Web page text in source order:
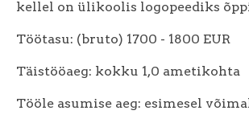
kellel on ülikoolis logopeediks
Töötasu: (bruto) 1700 - 1800 EUR
Täistööaeg: kokku 1,0 ametikohta
Tööle asumise aeg: esimesel